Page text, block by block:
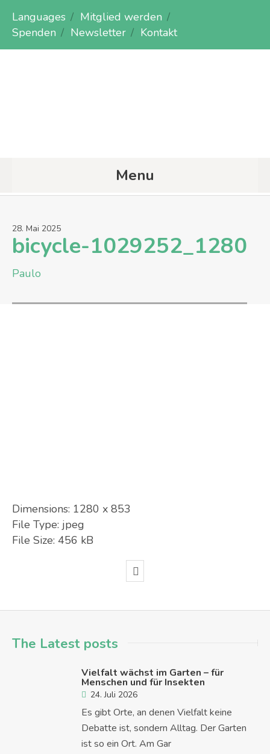
Languages
Mitglied werden
Spenden
Newsletter Kontakt
Menu
28. Mai 2025
bicycle-1029252_1280
Paulo
Dimensions: 1280 x 853
File Type: jpeg
File Size: 456 kB
The Latest posts
Vielfalt wächst im Garten – für
Menschen und für Insekten
24. Juli 2026
Es gibt Orte, an denen Vielfalt keine
Debatte ist, sondern Alltag. Der Garten
ist so ein Ort. Am Gar